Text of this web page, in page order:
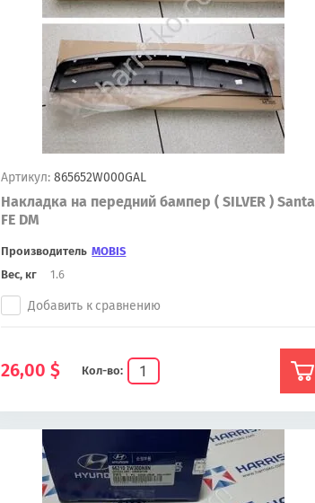
Артикул: 865652W000GAL
Накладка на передний бампер ( SILVER ) Santa
FE DM
Производитель MOBIS
Вес, кг
1.6
Кол-во:
Добавить к сравнению
26,00 $